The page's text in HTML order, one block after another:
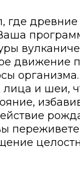
где
движение
и шеи,